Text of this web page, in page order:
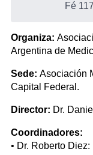
Fé
Organiza:
Argentina de
Sede: Asociación
Capital Federal.
Director: Dr.
Coordinadores:
• Dr. Roberto Diez: